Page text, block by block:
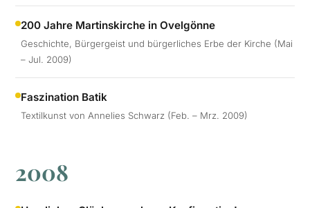
200 Jahre Martinskirche in Ovelgönne
Geschichte, Bürgergeist und bürgerliches Erbe der Kirche (Mai
– Jul. 2009)
Faszination Batik
Textilkunst von Annelies Schwarz (Feb. – Mrz. 2009)
2008